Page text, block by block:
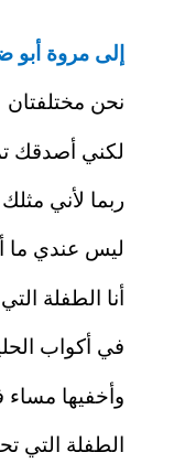
إلى مروة أبو
نحن مختلفتان
لكني أصدقك
ربما لأني مثلك
ليس عندي ما
أنا الطفلة
في أكواب
وأخفيها مساء
الطفلة التي